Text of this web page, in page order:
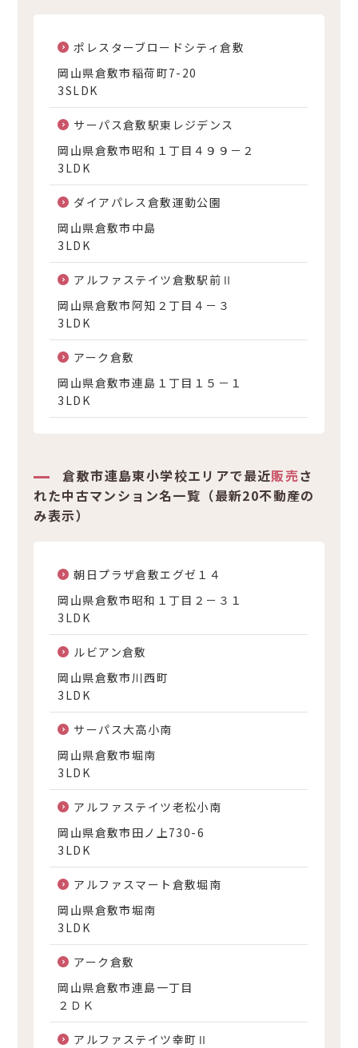
ポレスターブロードシティ倉敷
岡山県倉敷市稲荷町7-20
3SLDK
サーパス倉敷駅東レジデンス
岡山県倉敷市昭和１丁目４９９－２
3LDK
ダイアパレス倉敷運動公園
岡山県倉敷市中島
3LDK
アルファステイツ倉敷駅前Ⅱ
岡山県倉敷市阿知２丁目４－３
3LDK
アーク倉敷
岡山県倉敷市連島１丁目１５－１
3LDK
倉敷市連島東小学校エリアで最近販売さ
れた中古マンション名一覧（最新20不動産の
み表示）
朝日プラザ倉敷エグゼ１４
岡山県倉敷市昭和１丁目２－３１
3LDK
ルビアン倉敷
岡山県倉敷市川西町
3LDK
サーパス大高小南
岡山県倉敷市堀南
3LDK
アルファステイツ老松小南
岡山県倉敷市田ノ上730-6
3LDK
アルファスマート倉敷堀南
岡山県倉敷市堀南
3LDK
アーク倉敷
岡山県倉敷市連島一丁目
２ＤＫ
アルファステイツ幸町Ⅱ